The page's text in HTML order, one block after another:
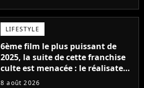
LIFESTYLE
6ème film le plus puissant de
2025, la suite de cette franchise
culte est menacée : le réalisateur
claque la porte pour "différends
8 août 2026